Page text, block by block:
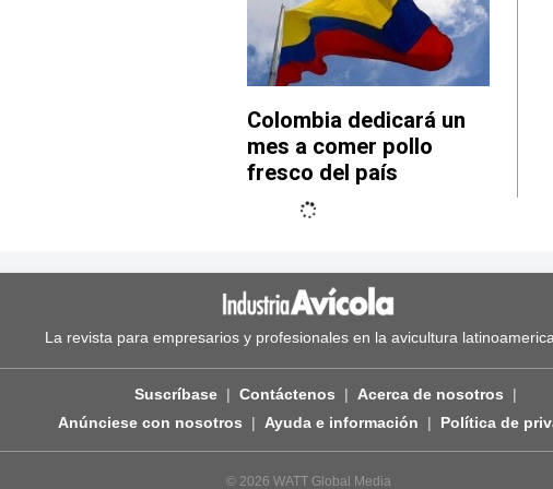
Colombia dedicará un
mes a comer pollo
fresco del país
La revista para empresarios y profesionales en la avicultura
Suscríbase Contáctenos
Acerca de nosotros
Anúnciese con nosotros
Ayuda e información Política de
© 2026 WATT Global Media